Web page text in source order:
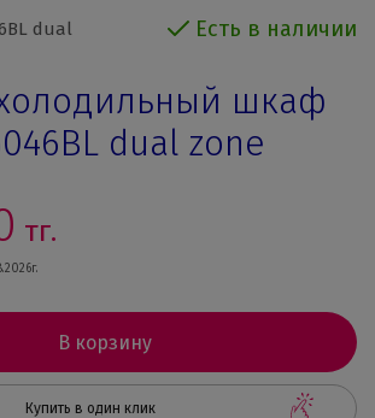
dual
Есть в наличии
шкаф
dual zone
тг.
В корзину
Купить в один клик